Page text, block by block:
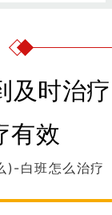
)-白班怎么治疗